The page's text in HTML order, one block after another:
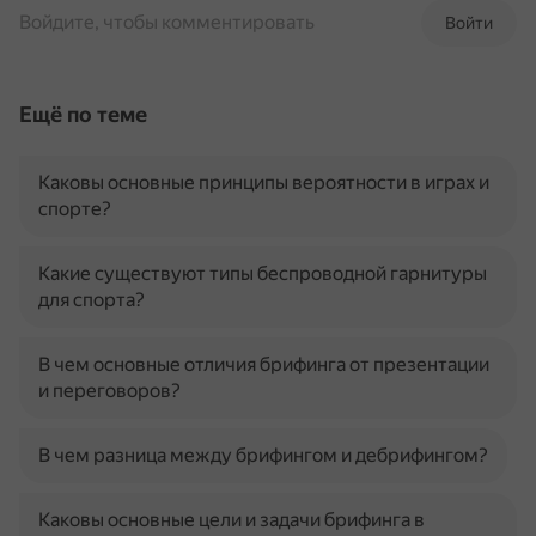
Войти
Войдите, чтобы комментировать
Ещё по теме
Каковы основные принципы вероятности в играх и
спорте?
Какие существуют типы беспроводной гарнитуры
для спорта?
В чем основные отличия брифинга от презентации
и переговоров?
В чем разница между брифингом и дебрифингом?
Каковы основные цели и задачи брифинга в